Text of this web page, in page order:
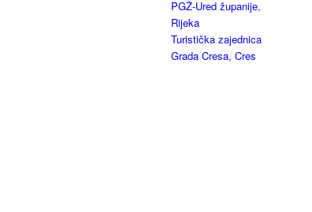
PGŽ-Ured županije,
Rijeka
Turistička zajednica
Grada Cresa, Cres